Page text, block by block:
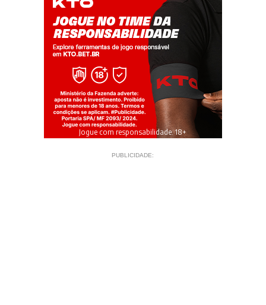
Jogue com responsabilidade. 18+
PUBLICIDADE: